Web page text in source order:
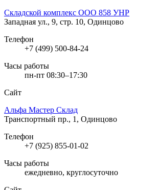
Складской комплекс ООО 858 УНР
Западная ул., 9, стр. 10, Одинцово
Телефон
+7 (499) 500-84-24
Часы работы
пн-пт 08:30–17:30
Сайт
Альфа Мастер Склад
Транспортный пр., 1, Одинцово
Телефон
+7 (925) 855-01-02
Часы работы
ежедневно, круглосуточно